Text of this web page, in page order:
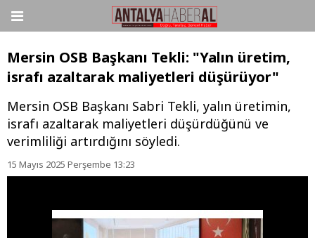
Mersin OSB Başkanı Tekli: "Yalın üretim,
israfı azaltarak maliyetleri düşürüyor"
Mersin OSB Başkanı Sabri Tekli, yalın üretimin,
israfı azaltarak maliyetleri düşürdüğünü ve
verimliliği artırdığını söyledi.
15 Mayıs 2025 Perşembe 13:23